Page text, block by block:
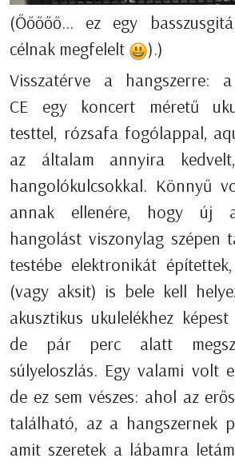
(Őőőőő... ez egy
célnak megfelelt
).)
Visszatérve a hangszerre:
CE egy koncert méretű
testtel, rózsafa fogólappal,
az általam annyira
hangolókulcsokkal. Könnyű
annak ellenére, hogy új
hangolást viszonylag szépen
testébe elektronikát
(vagy aksit) is bele kell
akusztikus ukulelékhez
de pár perc alatt
súlyeloszlás. Egy valami volt
de ez sem vészes: ahol az
található, az a hangszernek
amit szeretek a lábamra